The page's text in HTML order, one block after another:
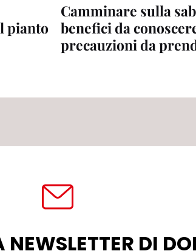
pianto
Camminare sulla
benefici da
precauzioni da
DI